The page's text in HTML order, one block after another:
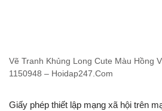
Vẽ Tranh Khủng Long Cute Màu Hồng
1150948 – Hoidap247.Com
Giấy phép thiết lập mạng xã hội trên